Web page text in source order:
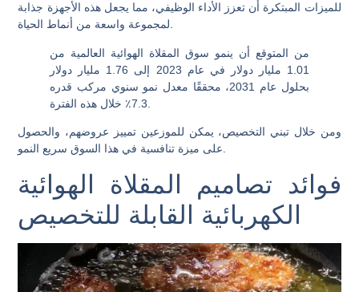
للميزات المبتكرة أن تعزز الأداء الوظيفي، مما يجعل هذه الأجهزة جذابة
لمجموعة واسعة من أنماط الحياة.
من المتوقع أن ينمو سوق المقلاة الهوائية العالمية من
1.01 مليار دولار في عام 2023 إلى 1.76 مليار دولار
بحلول عام 2031، محققًا معدل نمو سنوي مركب قدره
ومن خلال تبني التخصيص، يمكن للموزعين تمييز عروضهم، والحصول
فوائد تصاميم المقلاة الهوائية
الكهربائية القابلة للتخصيص